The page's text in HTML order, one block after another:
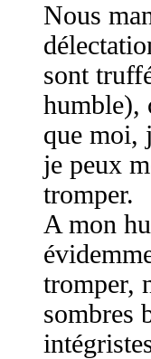
Nous
sont
humble),
que moi,
je peux
tromper.
A mon
tromper,
sombres